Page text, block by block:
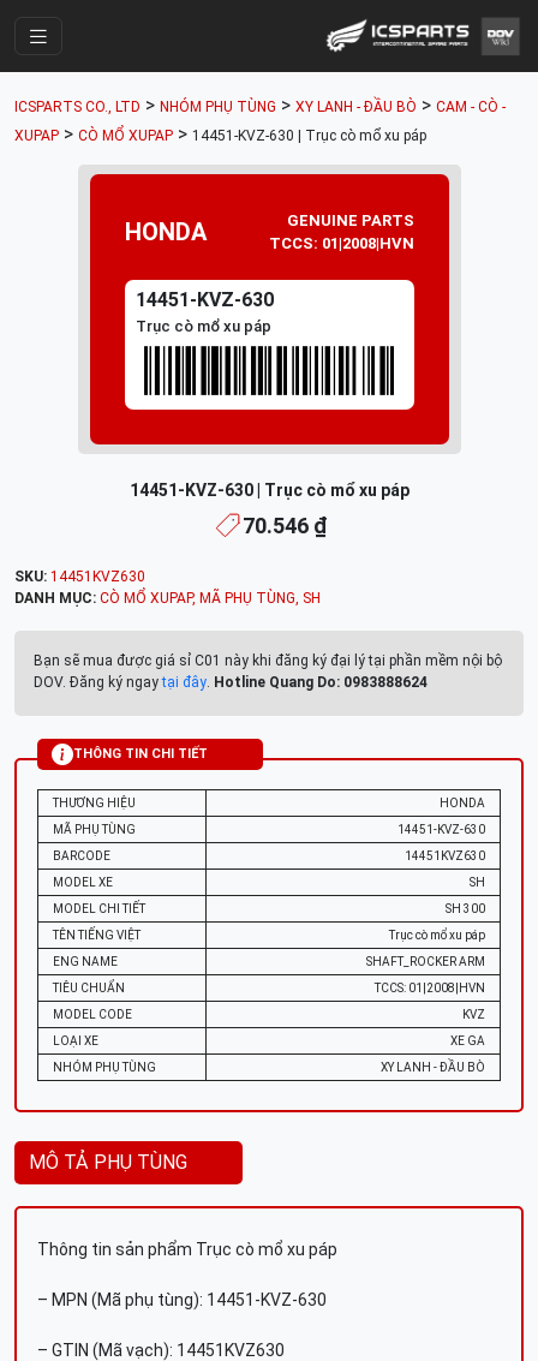
Cửa Hàng
Parts Catalogue
Mã Phụ Tùng
Tài khoản
ICSPARTS CO., LTD > NHÓM PHỤ TÙNG > XY LANH - ĐẦU BÒ > CAM - CÒ -
XUPAP > CÒ MỔ XUPAP > 14451-KVZ-630 | Trục cò mổ xu páp
HONDA
GENUINE PARTS
TCCS: 01|2008|HVN
14451-KVZ-630
Trục cò mổ xu páp
14451-KVZ-630 | Trục cò mổ xu páp
70.546 ₫
SKU: 14451KVZ630
DANH MỤC: CÒ MỔ XUPAP, MÃ PHỤ TÙNG, SH
Bạn sẽ mua được giá sỉ C01 này khi đăng ký đại lý tại phần mềm nội bộ
DOV. Đăng ký ngaytại đây. Hotline Quang Do: 0983888624
THÔNG TIN CHI TIẾT
THƯƠNG HIỆU
HONDA
MÃ PHỤ TÙNG
14451-KVZ-630
BARCODE
14451KVZ630
MODEL XE
SH
MODEL CHI TIẾT
SH 300
TÊN TIẾNG VIỆT
Trục cò mổ xu páp
ENG NAME
SHAFT_ROCKER ARM
TIÊU CHUẨN
TCCS: 01|2008|HVN
MODEL CODE
KVZ
LOẠI XE
XE GA
NHÓM PHỤ TÙNG
XY LANH - ĐẦU BÒ
MÔ TẢ PHỤ TÙNG
Thông tin sản phẩm Trục cò mổ xu páp
– MPN (Mã phụ tùng): 14451-KVZ-630
– GTIN (Mã vạch): 14451KVZ630